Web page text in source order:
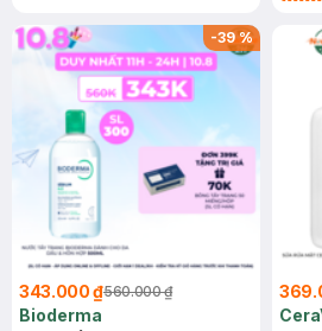
-39%
343.000 ₫560.000 ₫
Bioderma